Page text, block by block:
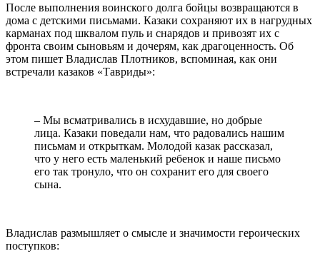
После выполнения воинского долга бойцы возвращаются в
дома с детскими письмами. Казаки сохраняют их в нагрудных
карманах под шквалом пуль и снарядов и привозят их с
фронта своим сыновьям и дочерям, как драгоценность. Об
этом пишет Владислав Плотников, вспоминая, как они
встречали казаков «Тавриды»:
– Мы всматривались в исхудавшие, но добрые
лица. Казаки поведали нам, что радовались нашим
письмам и открыткам. Молодой казак рассказал,
что у него есть маленький ребенок и наше письмо
его так тронуло, что он сохранит его для своего
сына.
Владислав размышляет о смысле и значимости героических
поступков: